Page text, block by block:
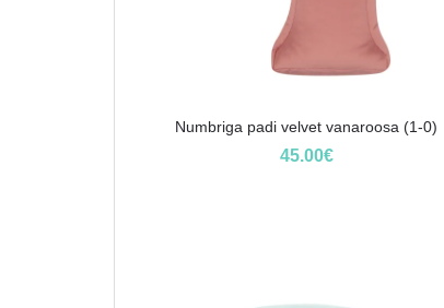
Numbriga padi velvet vanaroosa (1-0)
45.00€